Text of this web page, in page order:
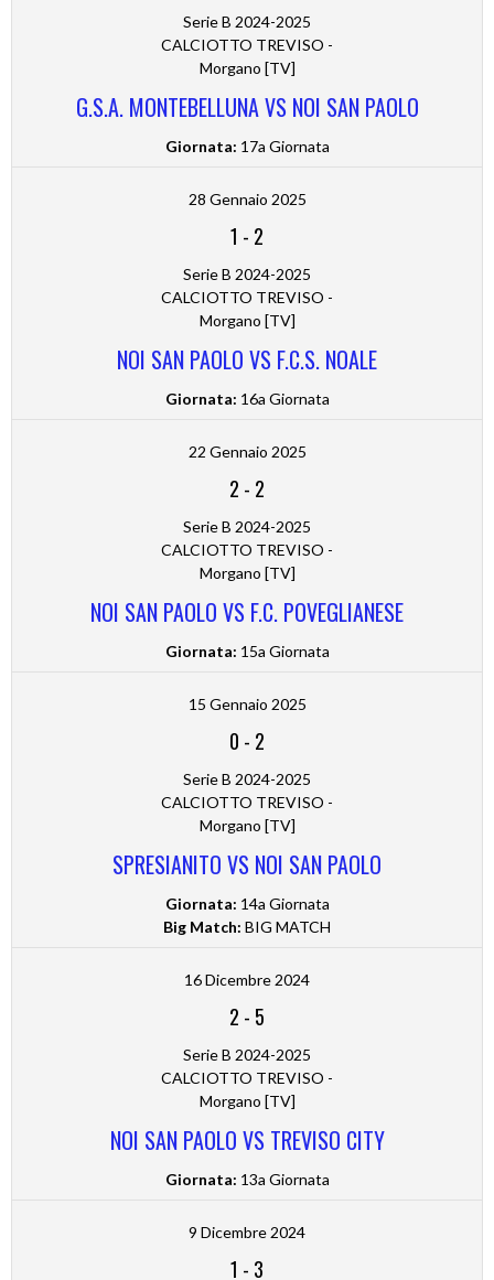
Serie B 2024-2025
CALCIOTTO TREVISO -
Morgano [TV]
G.S.A. MONTEBELLUNA VS NOI SAN PAOLO
Giornata: 17a Giornata
28 Gennaio 2025
1 - 2
Serie B 2024-2025
CALCIOTTO TREVISO -
Morgano [TV]
NOI SAN PAOLO VS F.C.S. NOALE
Giornata: 16a Giornata
22 Gennaio 2025
2 - 2
Serie B 2024-2025
CALCIOTTO TREVISO -
Morgano [TV]
NOI SAN PAOLO VS F.C. POVEGLIANESE
Giornata: 15a Giornata
15 Gennaio 2025
0 - 2
Serie B 2024-2025
CALCIOTTO TREVISO -
Morgano [TV]
SPRESIANITO VS NOI SAN PAOLO
Giornata: 14a Giornata
Big Match: BIG MATCH
16 Dicembre 2024
2 - 5
Serie B 2024-2025
CALCIOTTO TREVISO -
Morgano [TV]
NOI SAN PAOLO VS TREVISO CITY
Giornata: 13a Giornata
9 Dicembre 2024
1 - 3